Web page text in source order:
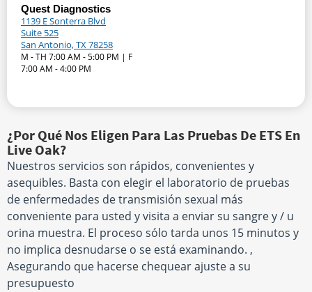
Quest Diagnostics
1139 E Sonterra Blvd
Suite 525
San Antonio, TX 78258
M - TH 7:00 AM - 5:00 PM | F
7:00 AM - 4:00 PM
¿Por Qué Nos Eligen Para Las Pruebas De ETS En
Live Oak?
Nuestros servicios son rápidos, convenientes y
asequibles. Basta con elegir el laboratorio de pruebas
de enfermedades de transmisión sexual más
conveniente para usted y visita a enviar su sangre y / u
orina muestra. El proceso sólo tarda unos 15 minutos y
no implica desnudarse o se está examinando. ,
Asegurando que hacerse chequear ajuste a su
presupuesto